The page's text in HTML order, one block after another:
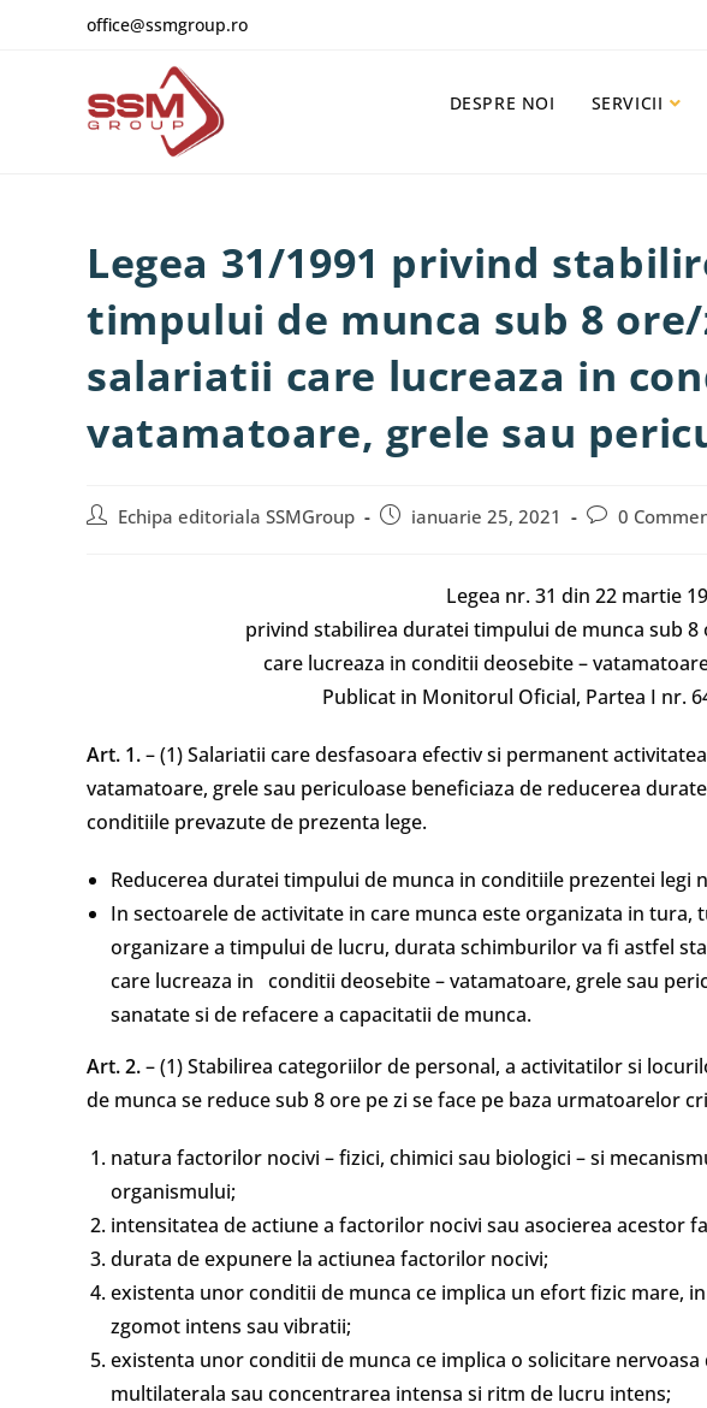
office@ssmgroup.ro
DESPRE NOI SERVICII
Legea 31/1991 privind
timpului de munca sub 8
salariatii care lucreaza in
vatamatoare, grele sau
Echipa editoriala SSMGroup ianuarie 25, 2021 0
Legea nr. 31 din 22 martie
privind stabilirea duratei timpului de munca sub
care lucreaza in conditii deosebite –
Publicat in Monitorul Oficial, Partea I nr.
Art. 1.– (1) Salariatii care desfasoara efectiv si permanent
vatamatoare, grele sau periculoase beneficiaza de reducerea
conditiile prevazute de prezenta lege.
Reducerea duratei timpului de munca in conditiile prezentei legi
In sectoarele de activitate in care munca este organizata in
organizare a timpului de lucru, durata schimburilor va fi astfel
care lucreaza in conditii deosebite – vatamatoare, grele sau
sanatate si de refacere a capacitatii de munca.
Art. 2.– (1) Stabilirea categoriilor de personal, a activitatilor si
de munca se reduce sub 8 ore pe zi se face pe baza urmatoarelor
natura factorilor nocivi – fizici, chimici sau biologici – si
organismului;
intensitatea de actiune a factorilor nocivi sau asocierea acestor
durata de expunere la actiunea factorilor nocivi;
existenta unor conditii de munca ce implica un efort fizic mare,
zgomot intens sau vibratii;
existenta unor conditii de munca ce implica o solicitare
multilaterala sau concentrarea intensa si ritm de lucru intens;